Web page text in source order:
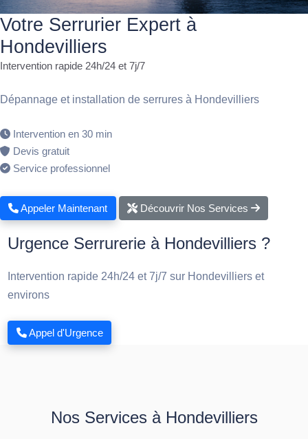
Votre Serrurier Expert à
Hondevilliers
Intervention rapide 24h/24 et 7j/7
Dépannage et installation de serrures à Hondevilliers
Intervention en 30 min
Devis gratuit
Service professionnel
Appeler Maintenant Découvrir Nos Services
Urgence Serrurerie à Hondevilliers ?
Intervention rapide 24h/24 et 7j/7 sur Hondevilliers et
environs
Appel d'Urgence
Nos Services à Hondevilliers